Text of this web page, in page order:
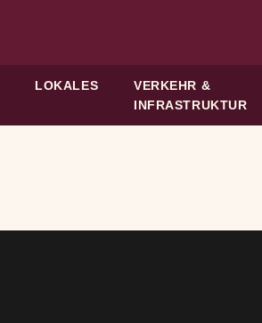
LOKALES
VERKEHR &
INFRASTRUKTUR